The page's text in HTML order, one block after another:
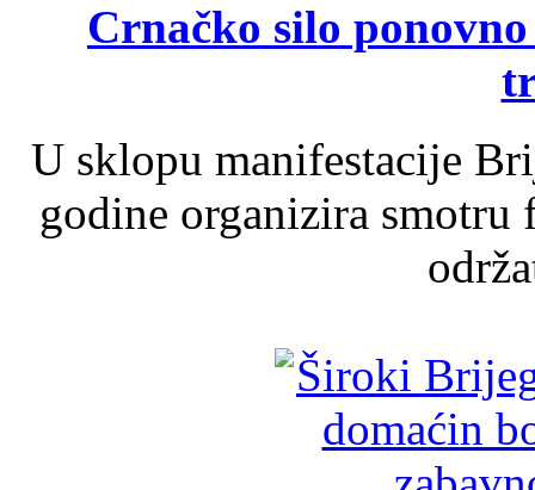
Crnačko silo
U sklopu manifestacije
godine organizira